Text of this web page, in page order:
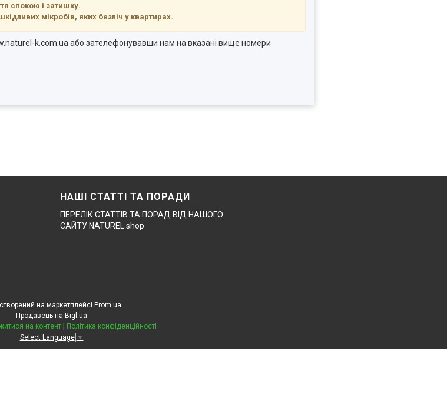
спокою і затишку.
мікробів, яких безліч у квартирах.
k.com.ua або зателефонувавши нам на вказані вище номери
НАШІ СТАТТІ ТА ПОРАДИ
ПЕРЕЛІК СТАТТІВ ТА ПОРАД ВІД НАШОГО
САЙТУ NATUREL shop
на маркетплейсі Prom.ua
Продавець на Bigl.ua
на контент | Політика конфіденційності
Select Language ▼